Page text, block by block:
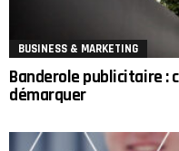
BUSINESS & MARKETING
Banderole publicitaire :
démarquer